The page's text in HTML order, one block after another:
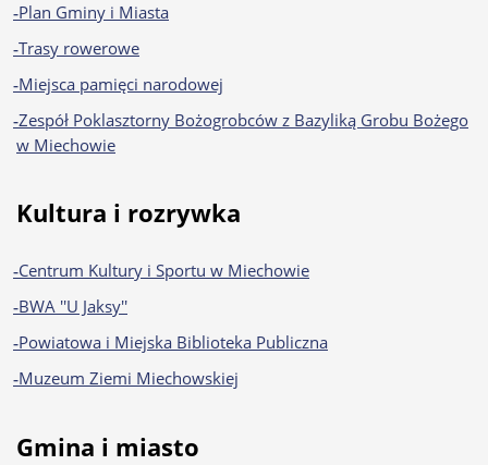
Plan Gminy i Miasta
Trasy rowerowe
Miejsca pamięci narodowej
Zespół Poklasztorny Bożogrobców z Bazyliką Grobu Bożego
w Miechowie
Kultura i rozrywka
Centrum Kultury i Sportu w Miechowie
BWA ''U Jaksy''
Powiatowa i Miejska Biblioteka Publiczna
Muzeum Ziemi Miechowskiej
Gmina i miasto